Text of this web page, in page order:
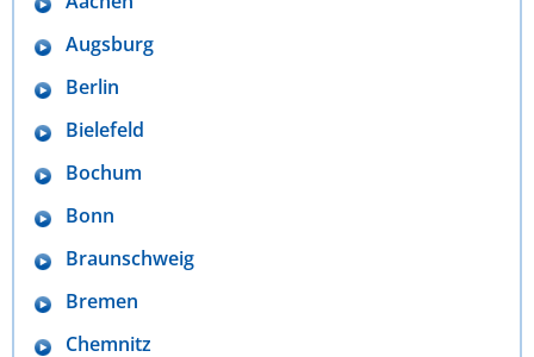
Augsburg
Berlin
Bielefeld
Bochum
Bonn
Braunschweig
Bremen
Chemnitz